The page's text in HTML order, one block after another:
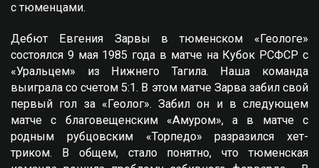
с тюменцами.
Дебют Eвгения Зарвы в тюменском «Геологе»
состоялся 9 мая 1985 года в матче на Кубок РСФСР с
«Уральцем» из Нижнего Тагила. Наша команда
выиграла со счетом 5:1. В этом матче Зарва забил свой
первый гол за «Геолог». Забил он и в следующем
матче с благовещенским «Амуром», а в матче с
родным рубцовским «Торпедо» разразился хет-
триком. В общем, стало понятно, что тюменская